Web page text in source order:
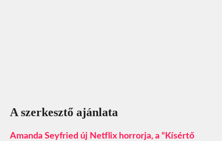
A szerkesztő ajánlata
Amanda Seyfried új Netflix horrorja, a “Kísértő